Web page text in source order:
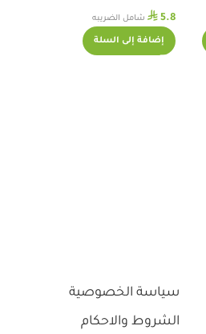
⃁ 5.8 شامل الضريبه
إضافة إلى السلة
سياسة الخصوصية
الشروط والاحكام